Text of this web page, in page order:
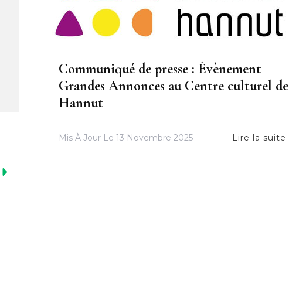
Communiqué de presse : Évènement
Grandes Annonces au Centre culturel de
Hannut
Mis À Jour Le13 Novembre 2025 Lire la suite